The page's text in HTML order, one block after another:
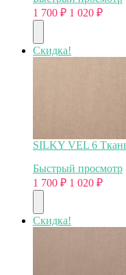
1 700 ₽ 1 020 ₽
Скидка!
SILKY VEL 6
Быстрый просмотр
1 700 ₽ 1 020 ₽
Скидка!